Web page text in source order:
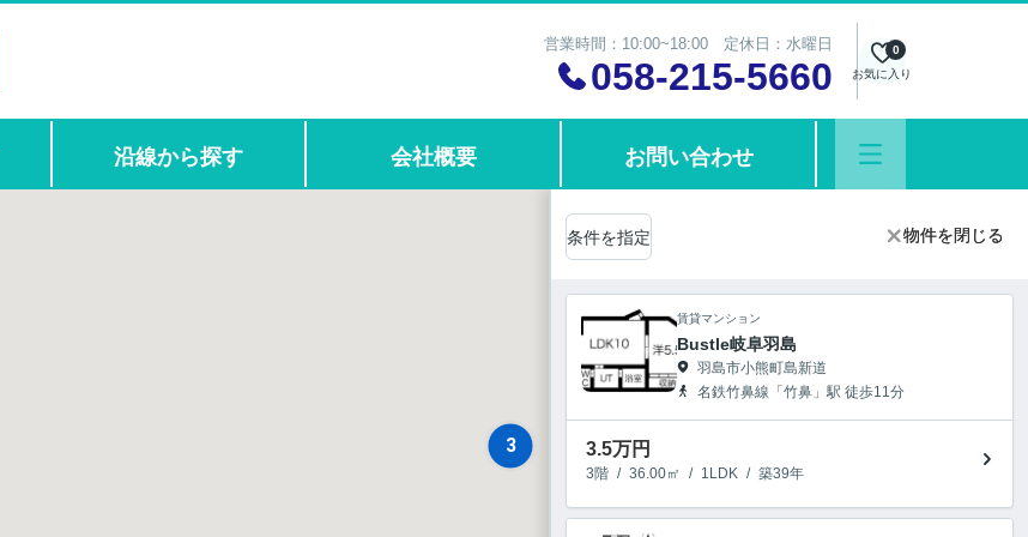
営業時間：10:00~18:00 定休日：水曜日
058-215-5660 お気に入り
0
沿線から探す 会社概要 お問い合わせ
3
条件を指定 物件を閉じる
賃貸マンション
Bustle岐阜羽島
羽島市小熊町島新道
名鉄竹鼻線「竹鼻」駅 徒歩11分
3.5万円
3階 / 36.00㎡ / 1LDK / 築39年
物件を閉じる